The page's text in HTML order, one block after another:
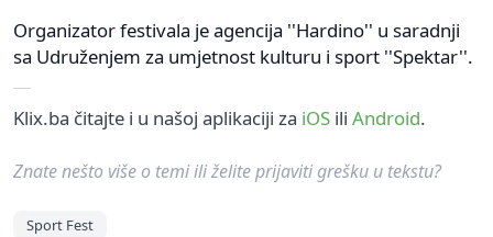
Organizator festivala je agencija ''Hardino'' u saradnji
sa Udruženjem za umjetnost kulturu i sport ''Spektar''.
Klix.ba čitajte i u našoj aplikaciji za iOS ili Android.
Znate nešto više o temi ili želite prijaviti grešku u tekstu?
Sport Fest